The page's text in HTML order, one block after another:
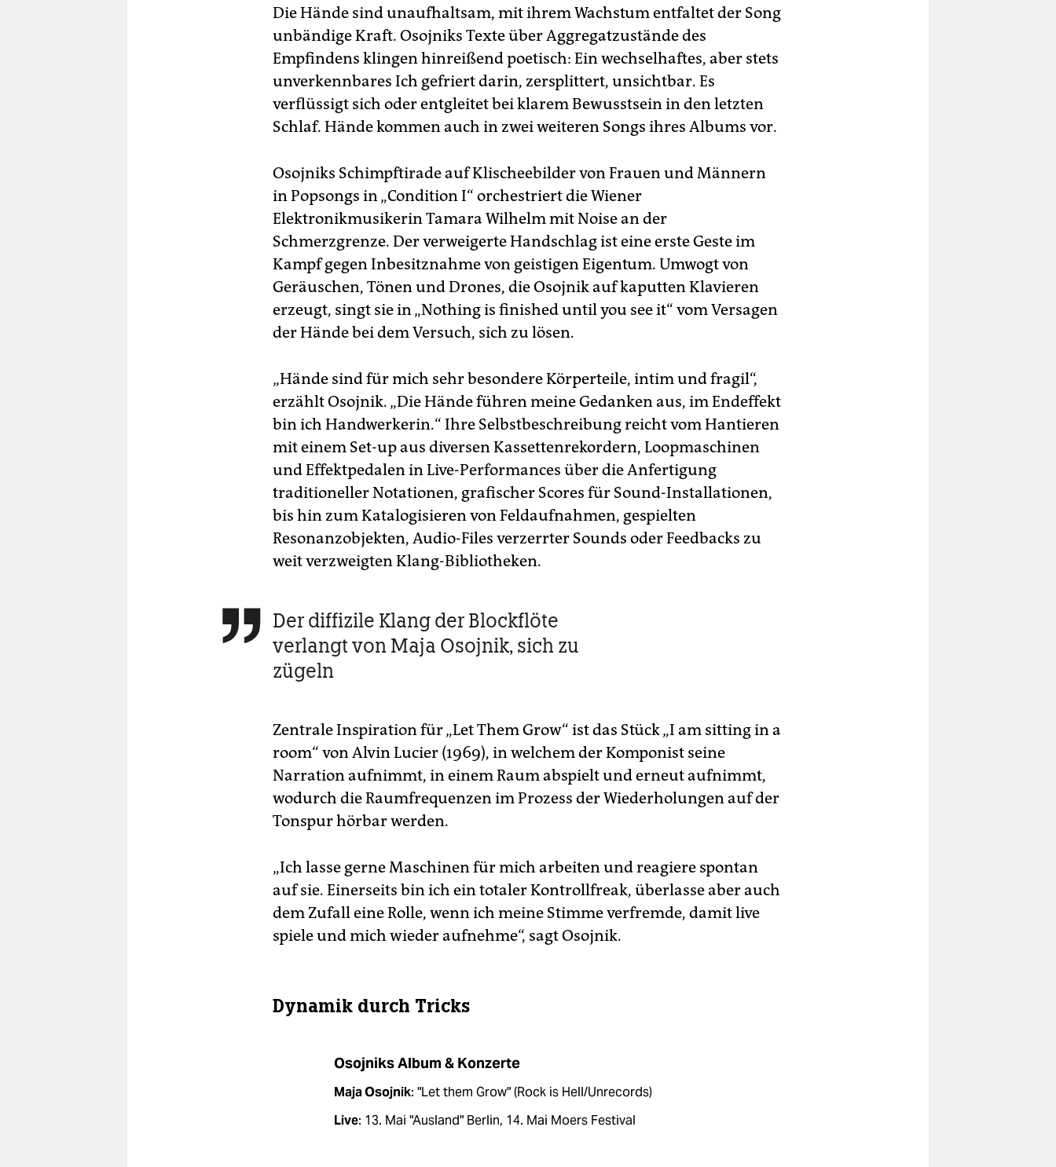
Die Hände sind unaufhaltsam, mit ihrem Wachstum entfaltet der Song
unbändige Kraft. Osojniks Texte über Aggregatzustände des
Empfindens klingen hinreißend poetisch: Ein wechselhaftes, aber stets
unverkennbares Ich gefriert darin, zersplittert, unsichtbar. Es
verflüssigt sich oder entgleitet bei klarem Bewusstsein in den letzten
Schlaf. Hände kommen auch in zwei weiteren Songs ihres Albums vor.
Osojniks Schimpftirade auf Klischeebilder von Frauen und Männern
in Popsongs in „Condition I“ orchestriert die Wiener
Elektronikmusikerin Tamara Wilhelm mit Noise an der
Schmerzgrenze. Der verweigerte Handschlag ist eine erste Geste im
Kampf gegen Inbesitznahme von geistigen Eigentum. Umwogt von
Geräuschen, Tönen und Drones, die Osojnik auf kaputten Klavieren
erzeugt, singt sie in „Nothing is finished until you see it“ vom Versagen
der Hände bei dem Versuch, sich zu lösen.
„Hände sind für mich sehr besondere Körperteile, intim und fragil“,
erzählt Osojnik. „Die Hände führen meine Gedanken aus, im Endeffekt
bin ich Handwerkerin.“ Ihre Selbstbeschreibung reicht vom Hantieren
mit einem Set-up aus diversen Kassettenrekordern, Loopmaschinen
und Effektpedalen in Live-Performances über die Anfertigung
traditioneller Notationen, grafischer Scores für Sound-Installationen,
bis hin zum Katalogisieren von Feldaufnahmen, gespielten
Resonanzobjekten, Audio-Files verzerrter Sounds oder Feedbacks zu
weit verzweigten Klang-Bibliotheken.
 Der diffizile Klang der Blockflöte
verlangt von Maja Osojnik, sich zu
zügeln
Zentrale Inspiration für „Let Them Grow“ ist das Stück „I am sitting in a
room“ von Alvin Lucier (1969), in welchem der Komponist seine
Narration aufnimmt, in einem Raum abspielt und erneut aufnimmt,
wodurch die Raumfrequenzen im Prozess der Wiederholungen auf der
Tonspur hörbar werden.
„Ich lasse gerne Maschinen für mich arbeiten und reagiere spontan
auf sie. Einerseits bin ich ein totaler Kontrollfreak, überlasse aber auch
dem Zufall eine Rolle, wenn ich meine Stimme verfremde, damit live
spiele und mich wieder aufnehme“, sagt Osojnik.
Dynamik durch Tricks
Osojniks Album & Konzerte
Maja Osojnik: "Let them Grow" (Rock is Hell/Unrecords)
Live: 13. Mai "Ausland" Berlin, 14. Mai Moers Festival